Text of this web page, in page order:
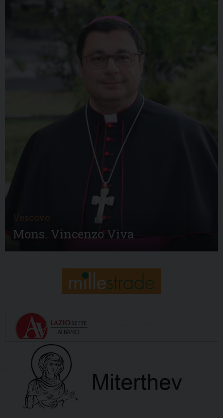
Vescovo
Mons. Vincenzo Viva